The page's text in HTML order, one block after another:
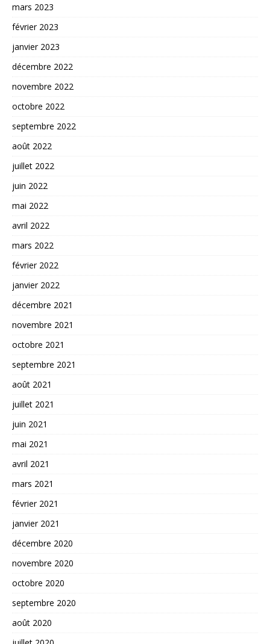
mars 2023
février 2023
janvier 2023
décembre 2022
novembre 2022
octobre 2022
septembre 2022
août 2022
juillet 2022
juin 2022
mai 2022
avril 2022
mars 2022
février 2022
janvier 2022
décembre 2021
novembre 2021
octobre 2021
septembre 2021
août 2021
juillet 2021
juin 2021
mai 2021
avril 2021
mars 2021
février 2021
janvier 2021
décembre 2020
novembre 2020
octobre 2020
septembre 2020
août 2020